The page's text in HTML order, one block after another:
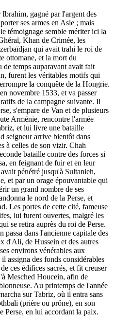
gagné par l'argent des
ses armes en Asie ; mais
témoignage semble mériter ici la
Khan de Crimée, les
qui avait trahi le roi de
ottomane, et la mort du
temps auparavant avait fait
furent les véritables motifs qui
la conquête de la Hongrie.
novembre 1533, et va passer
de la campagne suivante. Il
s'empare de Van et de plusieurs
Arménie, rencontre l'armée
et lui livre une bataille
seigneur arrive bientôt dans
à celles de son vizir. Chah
bataille contre des forces si
en feignant de fuir et en leur
pénétré jusqu'à Sultanieh,
et par un orage épouvantable qui
un grand nombre de ses
le nord de la Perse, et
Les portes de cette cité, fameuse
lui furent ouvertes, malgré les
se retira auprès du roi de Perse.
passa dans l'ancienne capitale des
d'Ali, de Hussein et des autres
environs vénérables aux
assigna des fonds considérables
ces édifices sacrés, et fit creuser
Mesched Houcein, afin de
Au printemps de l'année
sur Tabriz, où il entra sans
(prière ou prône), en son
Perse, en lui accordant la paix.